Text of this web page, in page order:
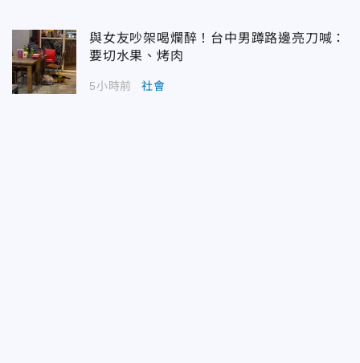
與女友吵架喝爛醉！台中男蹲路邊亮刀喊：
要切水果、烤肉
5小時前 社會